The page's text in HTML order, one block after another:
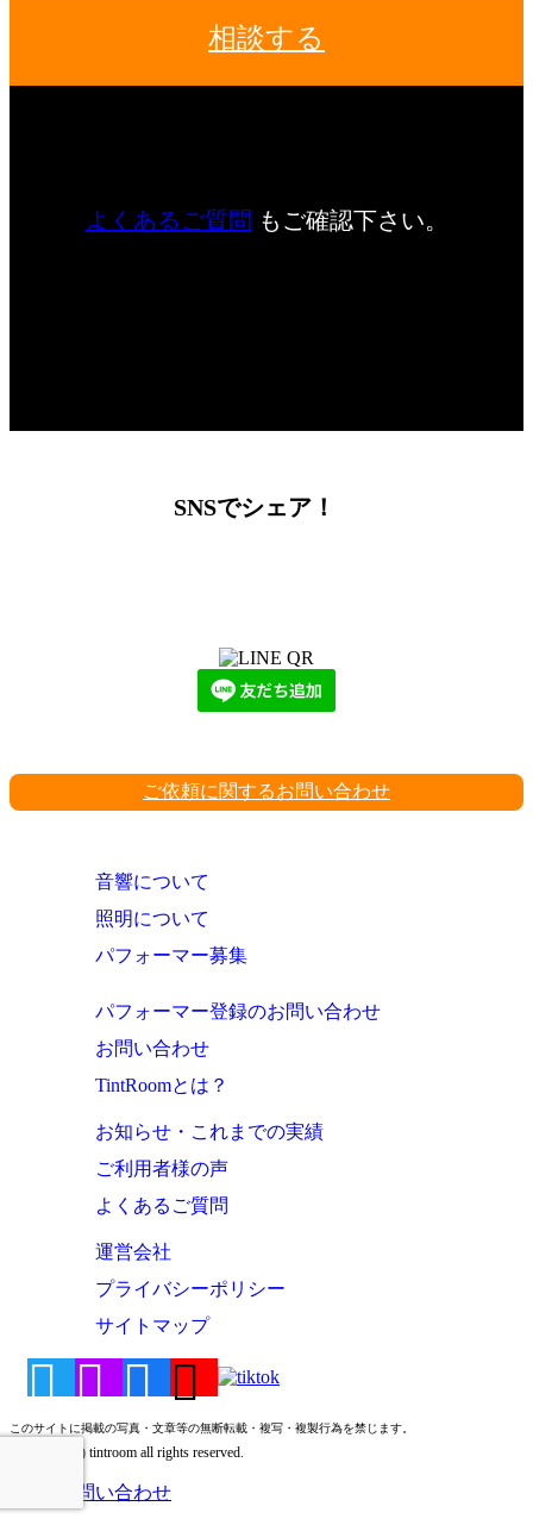
相談する
よくあるご質問 もご確認下さい。
SNSでシェア！
ご依頼に関するお問い合わせ
音響について
照明について
パフォーマー募集
パフォーマー登録のお問い合わせ
お問い合わせ
TintRoomとは？
お知らせ・これまでの実績
ご利用者様の声
よくあるご質問
運営会社
プライバシーポリシー
サイトマップ
このサイトに掲載の写真・文章等の無断転載・複写・複製行為を禁じます。
Copyright (c) tintroom all rights reserved.
お問い合わせ